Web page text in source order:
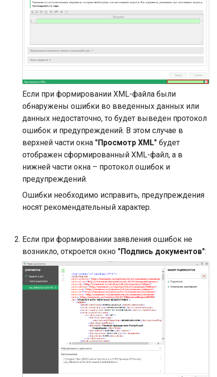
Если при формировании XML-файла были
обнаружены ошибки во введенных данных или
данных недостаточно, то будет выведен протокол
ошибок и предупреждений. В этом случае в
верхней части окна "Просмотр XML" будет
отображен сформированный XML-файл, а в
нижней части окна – протокол ошибок и
предупреждений.
Ошибки необходимо исправить, предупреждения
носят рекомендательный характер.
Если при формировании заявления ошибок не
возникло, откроется окно "Подпись документов":